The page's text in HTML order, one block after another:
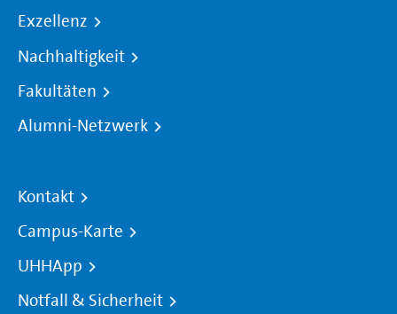
Exzellenz
Nachhaltigkeit
Fakultäten
Alumni-Netzwerk
Kontakt
Campus-Karte
UHHApp
Notfall & Sicherheit